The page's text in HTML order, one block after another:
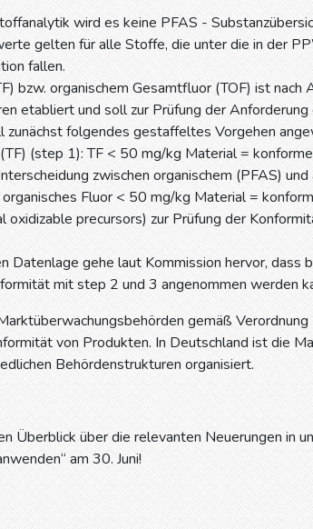
wird es keine PFAS -
gelten für alle Stoffe, die unter die in der
fallen.
bzw. organischem Gesamtfluor (TOF) ist nach
etabliert und soll zur Prüfung der
zunächst folgendes gestaffeltes Vorgehen
(step 1): TF < 50 mg/kg Material =
zwischen organischem (PFAS) und
Fluor < 50 mg/kg Material =
precursors) zur Prüfung der
Datenlage gehe laut Kommission hervor, dass
mit step 2 und 3 angenommen werden
gemäß
von Produkten. In Deutschland ist die
Behördenstrukturen organisiert.
Überblick über die relevanten Neuerungen in
am 30. Juni!